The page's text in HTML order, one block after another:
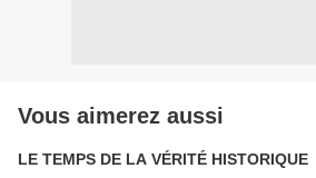
Vous aimerez aussi
LE TEMPS DE LA VÉRITÉ HISTORIQUE